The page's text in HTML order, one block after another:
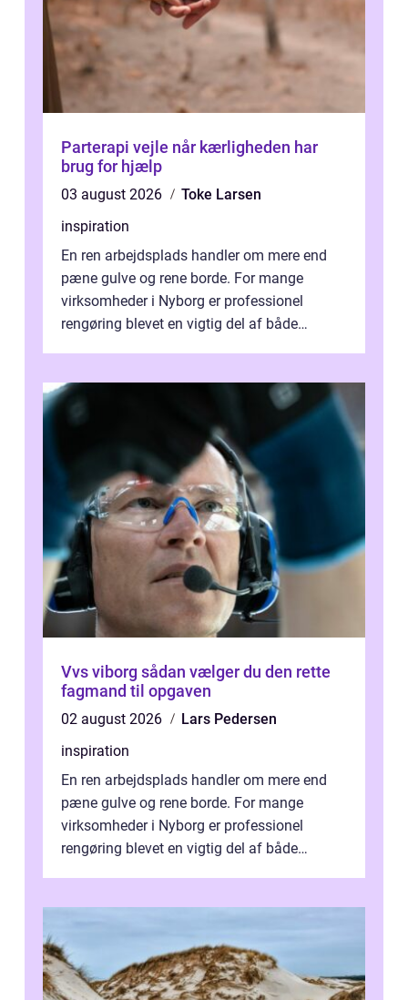
Parterapi vejle når kærligheden har
brug for hjælp
03 august 2026
Toke Larsen
inspiration
En ren arbejdsplads handler om mere end
pæne gulve og rene borde. For mange
virksomheder i Nyborg er professionel
rengøring blevet en vigtig del af både
Vvs viborg sådan vælger du den rette
fagmand til opgaven
02 august 2026
Lars Pedersen
inspiration
En ren arbejdsplads handler om mere end
pæne gulve og rene borde. For mange
virksomheder i Nyborg er professionel
rengøring blevet en vigtig del af både